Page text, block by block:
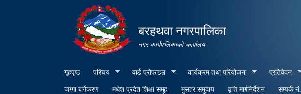
बरहथवा नगरपालिका
नगर कार्यपालिकाको कार्यालय
गृहपृष्ठ परिचय वार्ड प्रोफाइल कार्यक्रम तथा परियोजना प्रतिवेदन
जग्गा बर्गिकरण
मधेश प्रदेश शिक्षा समूह मुसहर समुदाय वृत्ति मार्गनिर्देशन सम्पर्क नं.